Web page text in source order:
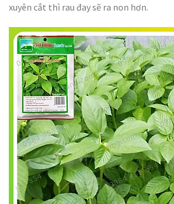
xuyên cắt thì rau đay sẽ ra non hơn.